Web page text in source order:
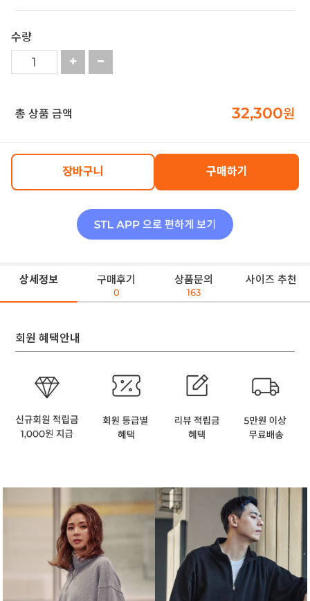
수량
총 상품 금액 32,300원
장바구니 구매하기
상세정보 구매후기
0
상품문의
163
사이즈 추천
회원 혜택안내